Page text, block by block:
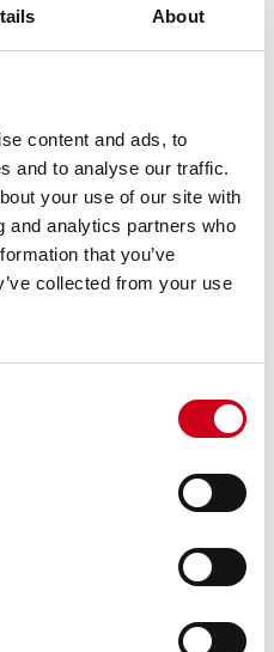
About
content and ads, to
and to analyse our traffic.
your use of our site with
and analytics partners who
that you’ve
collected from your use